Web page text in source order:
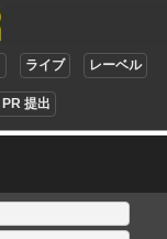
ライブ レーベル
PR 提出